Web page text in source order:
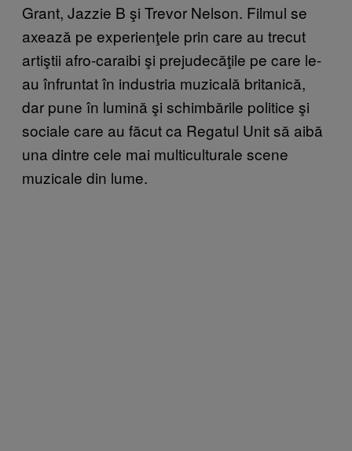
Grant, Jazzie B şi Trevor Nelson. Filmul se
axează pe experienţele prin care au trecut
artiştii afro-caraibi şi prejudecăţile pe care le-
au înfruntat în industria muzicală britanică,
dar pune în lumină şi schimbările politice şi
sociale care au făcut ca Regatul Unit să aibă
una dintre cele mai multiculturale scene
muzicale din lume.